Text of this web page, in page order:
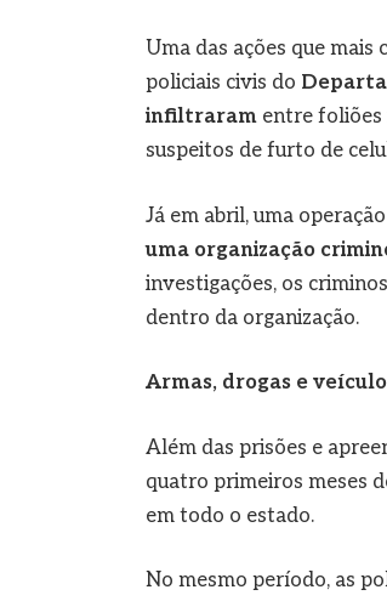
Uma das ações que
policiais civis do
infiltraramentre foliões
suspeitos de furto de
Já em abril, uma
uma organização
investigações, os
dentro da organização.
Armas, drogas e
Além das prisões e
quatro primeiros meses
em todo o estado.
No mesmo período, as